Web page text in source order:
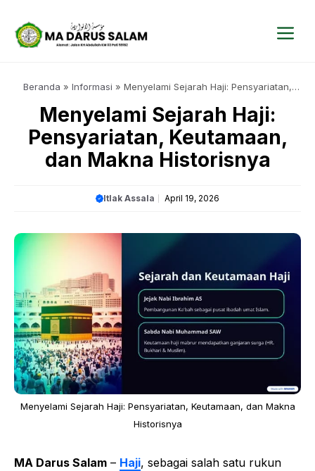
Beranda » Informasi » Menyelami Sejarah Haji: Pensyariatan,
Menyelami Sejarah Haji:
Pensyariatan, Keutamaan,
dan Makna Historisnya
Itlak Assala April 19, 2026
Menyelami Sejarah Haji: Pensyariatan, Keutamaan, dan Makna
Historisnya
MA Darus Salam – Haji, sebagai salah satu rukun